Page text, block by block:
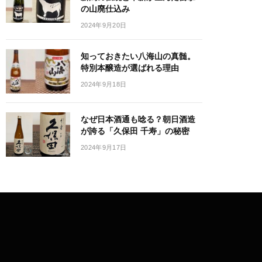
の山廃仕込み
2024年9月20日
知っておきたい八海山の真髄。
特別本醸造が選ばれる理由
2024年9月18日
なぜ日本酒通も唸る？朝日酒造
が誇る「久保田 千寿」の秘密
2024年9月17日